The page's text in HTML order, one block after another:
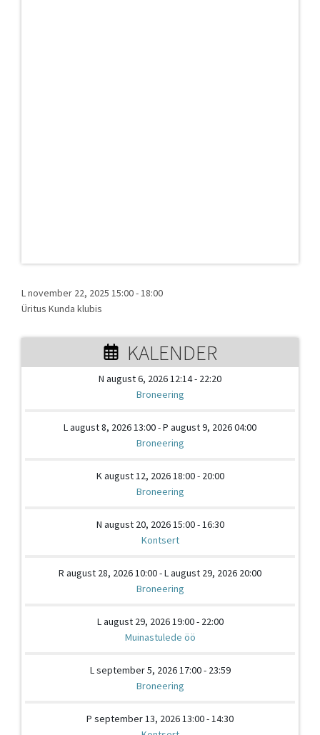
L november 22, 2025 15:00- 18:00
Üritus Kunda klubis
KALENDER
N august 6, 2026 12:14 - 22:20
Broneering
L august 8, 2026 13:00 - P august 9, 2026 04:00
Broneering
K august 12, 2026 18:00 - 20:00
Broneering
N august 20, 2026 15:00 - 16:30
Kontsert
R august 28, 2026 10:00 - L august 29, 2026 20:00
Broneering
L august 29, 2026 19:00 - 22:00
Muinastulede öö
L september 5, 2026 17:00 - 23:59
Broneering
P september 13, 2026 13:00 - 14:30